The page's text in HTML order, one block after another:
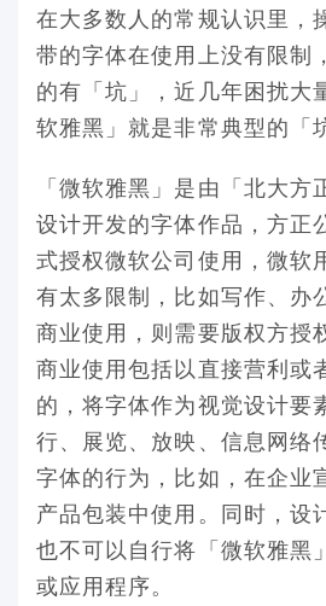
在大多数人的常规认识里，
带的字体在使用上没有限制
的有「坑」，近几年困扰大
软雅黑」就是非常典型的「
「微软雅黑」是由「北大方
设计开发的字体作品，方正
式授权微软公司使用，微软
有太多限制，比如写作、办
商业使用，则需要版权方授
商业使用包括以直接营利或
的，将字体作为视觉设计要
行、展览、放映、信息网络
字体的行为，比如，在企业
产品包装中使用。同时，设
也不可以自行将「微软雅黑
或应用程序。